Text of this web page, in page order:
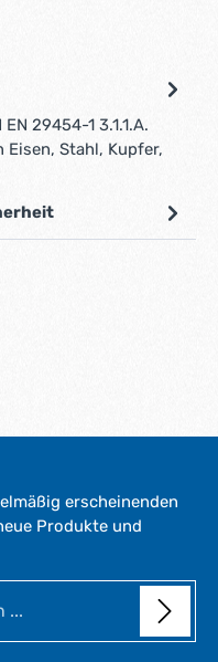
29454-1 3.1.1.A.
Stahl, Kupfer,
erscheinenden
Produkte und